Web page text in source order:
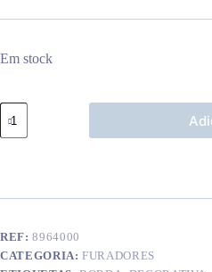
Em stock
Quantidade
de
Furador
25,4
REF:8964000
CATEGORIA:FURADORES